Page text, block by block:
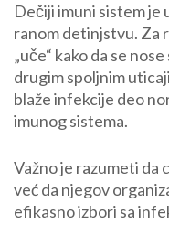
Dečiji imuni sistem je
ranom detinjstvu. Za
„uče“ kako da se
drugim spoljnim
blaže infekcije deo
imunog sistema.
Važno je razumeti da
već da njegov
efikasno izbori sa